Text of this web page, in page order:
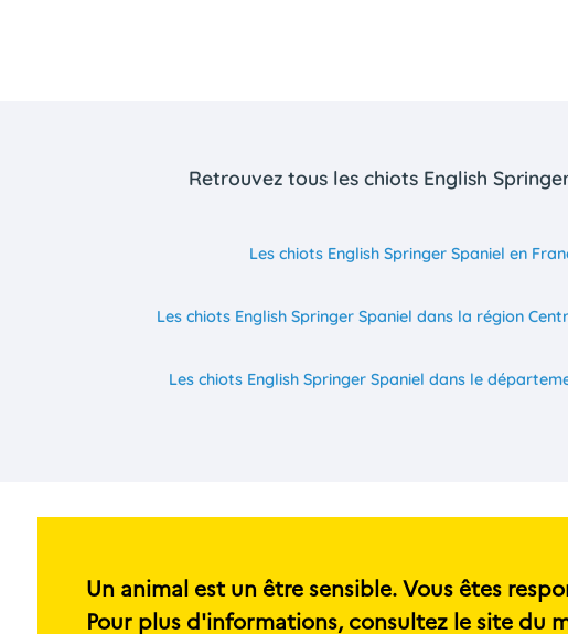
Retrouvez tous les chiots English
Les chiots English Springer Spaniel en
Les chiots English Springer Spaniel dans la région
Les chiots English Springer Spaniel dans le
Un animal est un être sensible. Vous êtes
Pour plus d'informations, consultez le site du